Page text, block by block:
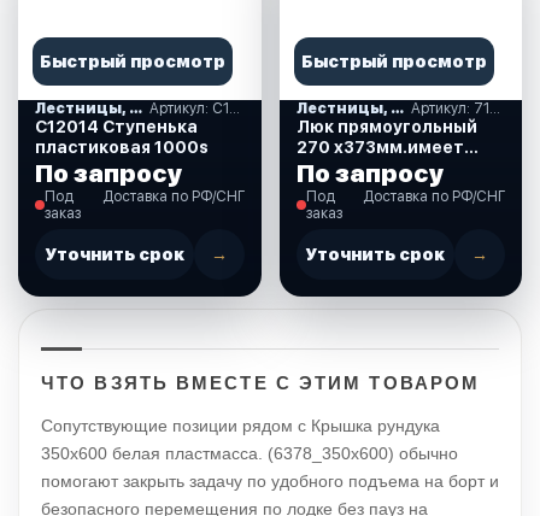
Быстрый просмотр
Лестницы, ступеньки
С12014 Ступенька
пластиковая 1000s
По запросу
Под
заказ
Доставка по РФ/СНГ
Уточнить срок →
Быстрый просмотр
Лестницы, ступеньки
Люк прямоугольный
270 х373мм.имеет
новую систему
устройства петель
(710248)
По запросу
Под
заказ
Доставка по РФ/СНГ
Уточнить срок →
ЧТО ВЗЯТЬ ВМЕСТЕ С ЭТИМ ТОВАРОМ
Сопутствующие позиции рядом с Крышка рундука
350х600 белая пластмасса. (6378_350x600) обычно
помогают закрыть задачу по удобного подъема на борт и
безопасного перемещения по лодке без пауз на